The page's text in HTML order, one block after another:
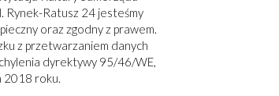
Rynek-Ratusz 24 jesteśmy
oraz zgodny z prawem.
z przetwarzaniem danych
dyrektywy 95/46/WE,
2018 roku.